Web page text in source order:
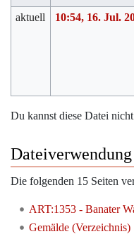
aktuell
10:54, 16. Jul.
Du kannst diese Datei
Dateiverwendung
Die folgenden 15 Seiten
ART:1353 - Banater
Gemälde (Verzeichnis)